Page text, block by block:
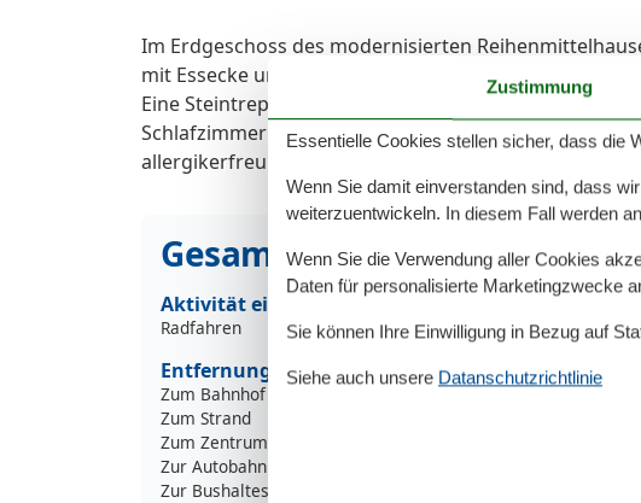
Im Erdgeschoss des modernisierten
mit Essecke und Küchenzeile, sowie ein Zugang zur
Eine Steintreppe führt ins Obergeschoss, in dem sich
Schlafzimmer mit zwei Einzelbetten und ein
allergikerfreundlichen Fußböden ausgestattet
Gesamte Ausstattung
Aktivität einrichtungen
Radfahren
Entfernungen
Zum Bahnhof
15 km
Zum Strand
Zum Zentrum
Zur Autobahn
Zur Bushaltestelle
Zustimmung
Essentielle Cookies stellen sicher, dass die
Wenn Sie damit einverstanden sind, dass
weiterzuentwickeln. In diesem Fall werden
Wenn Sie die Verwendung aller Cookies
Daten für personalisierte Marketingzwecke
Sie können Ihre Einwilligung in Bezug auf
Siehe auch unsere Datanschutzrichtlinie